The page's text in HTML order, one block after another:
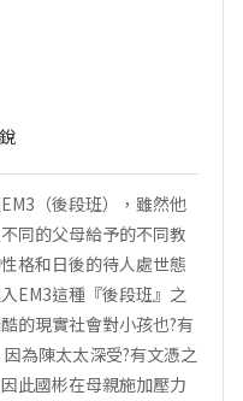
（後段班），雖然他
同的父母給予的不同教
格和日後的待人處世態
EM3這種『後段班』之
的現實社會對小孩也?有
為陳太太深受?有文憑之
此國彬在母親施加壓力